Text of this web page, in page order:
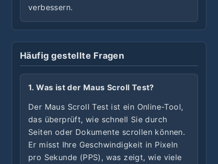
verbessern.
Häufig gestellte Fragen
1. Was ist der Maus Scroll Test?
Der Maus Scroll Test ist ein Online-Tool,
das überprüft, wie schnell Sie durch
Seiten oder Dokumente scrollen können.
Er misst Ihre Geschwindigkeit in Pixeln
pro Sekunde (PPS), was zeigt, wie viele